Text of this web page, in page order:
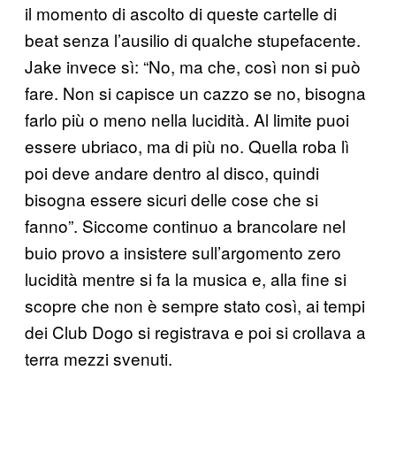
il momento di ascolto di queste cartelle di
beat senza l’ausilio di qualche stupefacente.
Jake invece sì: “No, ma che, così non si può
fare. Non si capisce un cazzo se no, bisogna
farlo più o meno nella lucidità. Al limite puoi
essere ubriaco, ma di più no. Quella roba lì
poi deve andare dentro al disco, quindi
bisogna essere sicuri delle cose che si
fanno”. Siccome continuo a brancolare nel
buio provo a insistere sull’argomento zero
lucidità mentre si fa la musica e, alla fine si
scopre che non è sempre stato così, ai tempi
dei Club Dogo si registrava e poi si crollava a
terra mezzi svenuti.